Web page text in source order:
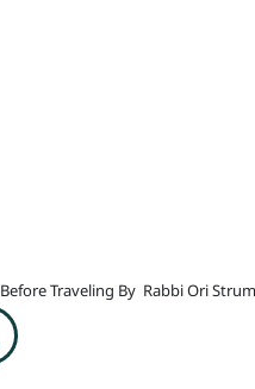
Traveling By Rabbi Ori